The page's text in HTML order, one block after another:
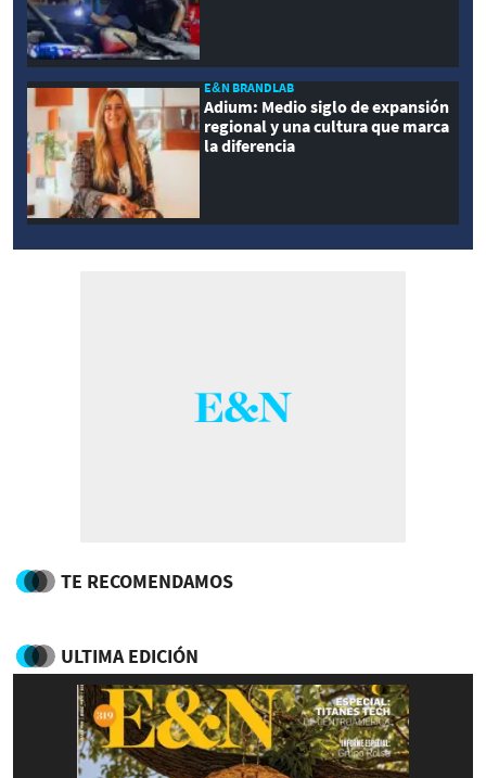
E&N BRANDLAB
Adium: Medio siglo de expansión
regional y una cultura que marca
la diferencia
TE RECOMENDAMOS
ULTIMA EDICIÓN